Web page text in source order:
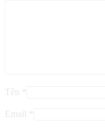
Tên
Email